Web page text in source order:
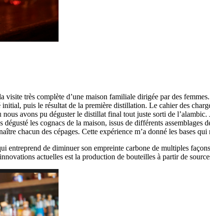
visite très complète d’une maison familiale dirigée par des
puis le résultat de la première distillation. Le cahier des
avons pu déguster le distillat final tout juste sorti de
les cognacs de la maison, issus de différents
chacun des cépages. Cette expérience m’a donné les bases
entreprend de diminuer son empreinte carbone de multiples
actuelles est la production de bouteilles à partir de